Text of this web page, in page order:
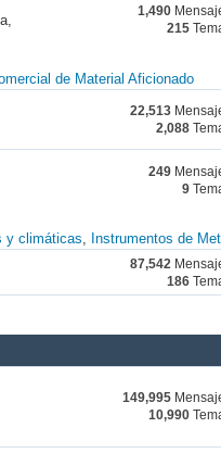
1,490
215
de Material Aficionado
22,513
2,088
249
9
y climáticas Instrumentos de
87,542
186
149,995
10,990